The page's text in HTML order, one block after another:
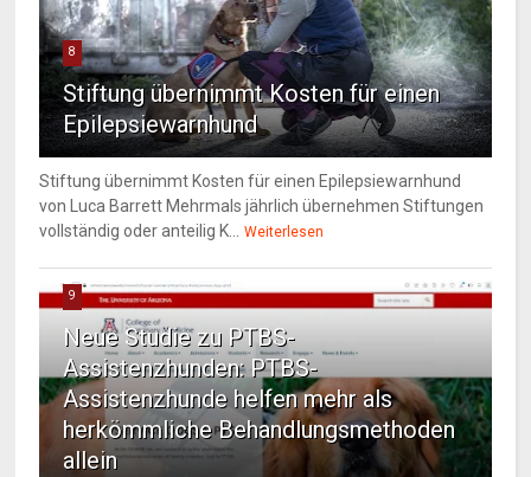
8
Stiftung übernimmt Kosten für einen
Epilepsiewarnhund
Stiftung übernimmt Kosten für einen Epilepsiewarnhund
von Luca Barrett Mehrmals jährlich übernehmen Stiftungen
vollständig oder anteilig K... Weiterlesen
9
Neue Studie zu PTBS-
Assistenzhunden: PTBS-
Assistenzhunde helfen mehr als
herkömmliche Behandlungsmethoden
allein